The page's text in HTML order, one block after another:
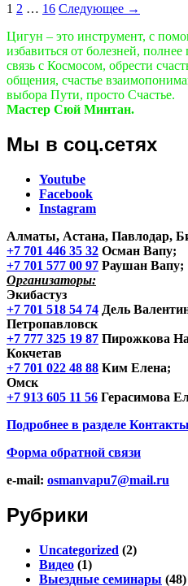
Навигация
записям
1 2 … 16 Следующее →
Цигун – это инструмент, с
избавиться от болезней,
связь с Космосом, обрести
общения, счастье
выбора Пути, просто Счастье.
Мастер Сюй Минтан.
Мы в соц.сетях
Youtube
Facebook
Instagram
Алматы, Астана, Павлодар,
+7 701 446 35 32 Осман Вапу;
+7 701 577 00 97 Раушан Вапу;
Организаторы:
Экибастуз
+7 701 518 54 74 Дель
Петропавловск
+7 777 325 19 87 Пирожкова
Кокчетав
+7 701 022 48 88 Ким Елена;
Омск
+7 913 605 11 56 Герасимова
Подробнее в разделе Контакты
Форма обратной связи
e-mail: osmanvapu7@mail.ru
Рубрики
Uncategorized (2)
Видео (1)
Выездные семинары (48)